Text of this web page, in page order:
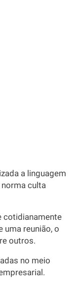
a linguagem
culta
cotidianamente
uma reunião, o
outros.
no meio